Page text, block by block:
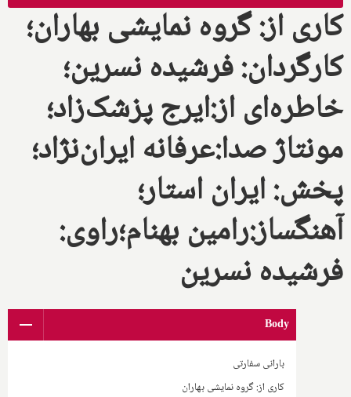
کاری از: گروه نمایشی بهاران؛
کارگردان: فرشیده نسرین؛
خاطره‌ای از:ایرج پزشک‌زاد؛
مونتاژ صدا:عرفانه ایران‌نژاد؛
پخش: ایران استار؛
آهنگساز:رامین بهنام؛راوی:
فرشیده نسرین
Body
بارانی سفارتی
کاری از: گروه نمایشی بهاران